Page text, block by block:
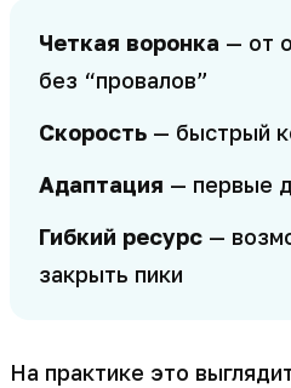
Четкая воронка — от
без “провалов”
Скорость — быстрый
Адаптация — первые
Гибкий ресурс —
закрыть пики
На практике это